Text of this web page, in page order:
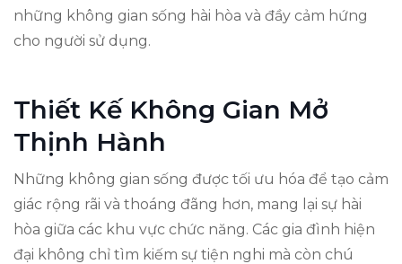
những không gian sống hài hòa và đầy cảm hứng
cho người sử dụng.
Thiết Kế Không Gian Mở
Thịnh Hành
Những không gian sống được tối ưu hóa để tạo cảm
giác rộng rãi và thoáng đãng hơn, mang lại sự hài
hòa giữa các khu vực chức năng. Các gia đình hiện
đại không chỉ tìm kiếm sự tiện nghi mà còn chú